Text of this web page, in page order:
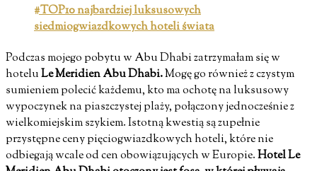
#TOP10 najbardziej luksusowych
siedmiogwiazdkowych hoteli świata
Podczas mojego pobytu w Abu Dhabi zatrzymałam się w
hoteluLe Meridien Abu Dhabi.Mogę go również z czystym
sumieniem polecić każdemu, kto ma ochotę na luksusowy
wypoczynek na piaszczystej plaży, połączony jednocześnie z
wielkomiejskim szykiem. Istotną kwestią są zupełnie
przystępne ceny pięciogwiazdkowych hoteli, które nie
odbiegają wcale od cen obowiązujących w Europie.Hotel Le